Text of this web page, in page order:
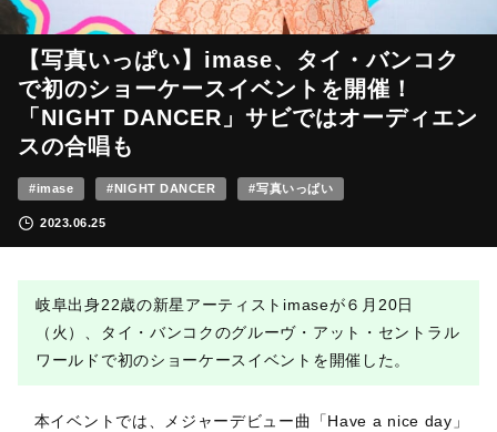
【写真いっぱい】imase、タイ・バンコク
で初のショーケースイベントを開催！
「NIGHT DANCER」サビではオーディエン
スの合唱も
#imase #NIGHT DANCER #写真いっぱい
2023.06.25
岐阜出身22歳の新星アーティストimaseが６月20日
（火）、タイ・バンコクのグルーヴ・アット・セントラル
ワールドで初のショーケースイベントを開催した。
本イベントでは、メジャーデビュー曲「Have a nice day」